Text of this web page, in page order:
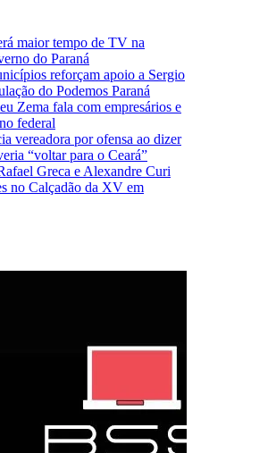
maior tempo de TV na
do Paraná
reforçam apoio a Sergio
do Podemos Paraná
Zema fala com empresários e
federal
vereadora por ofensa ao dizer
“voltar para o Ceará”
Greca e Alexandre Curi
no Calçadão da XV em